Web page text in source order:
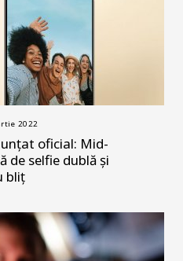
2022
oficial: Mid-
de selfie dublă și
bliț